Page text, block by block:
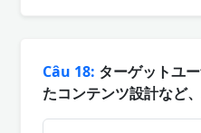
Câu 18: ターゲットユ
たコンテンツ設計など